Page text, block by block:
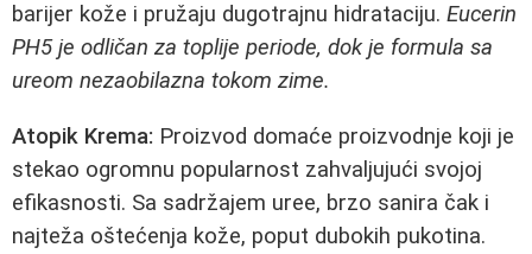
barijer kože i pružaju dugotrajnu hidrataciju. Eucerin
PH5 je odličan za toplije periode, dok je formula sa
ureom nezaobilazna tokom zime.
Atopik Krema: Proizvod domaće proizvodnje koji je
stekao ogromnu popularnost zahvaljujući svojoj
efikasnosti. Sa sadržajem uree, brzo sanira čak i
najteža oštećenja kože, poput dubokih pukotina.